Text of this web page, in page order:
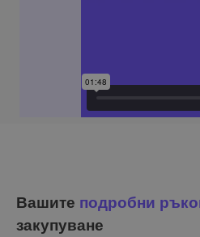
Вашите подробни
закупуване